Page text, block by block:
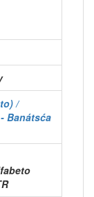
/
Banátsća